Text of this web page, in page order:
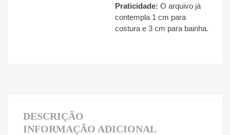
Praticidade: O arquivo já
contempla 1 cm para
costura e 3 cm para bainha.
DESCRIÇÃO
INFORMAÇÃO ADICIONAL